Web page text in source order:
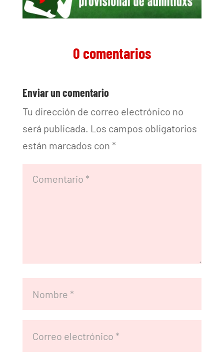
0 comentarios
Enviar un comentario
Tu dirección de correo electrónico no
será publicada. Los campos obligatorios
están marcados con *